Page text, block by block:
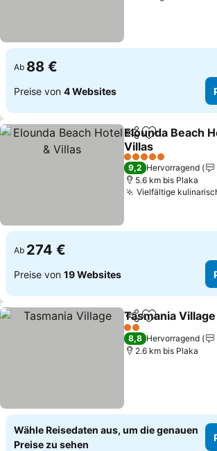
Ab 88 €
Preise von 4 Websites
TeilenZu Favoriten
Elounda Beach
Villas
Preise sehen
5 Sterne
9,2 Hervorragend
5.6 km bis Plaka
Vielfältige
Ab 274 €
Preise von 19 Websites
TeilenZu Favoriten
Tasmania Village
2 Sterne
8,8 Hervorragend
2.6 km bis Plaka
Wähle Reisedaten aus, um die genauen
Preise zu sehen